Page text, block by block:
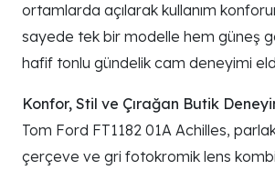
ortamlarda açılarak kullanım
sayede tek bir modelle hem güneş
hafif tonlu gündelik cam deneyimi
Konfor, Stil ve Çırağan Butik
Tom Ford FT1182 01A Achilles,
çerçeve ve gri fotokromik lens